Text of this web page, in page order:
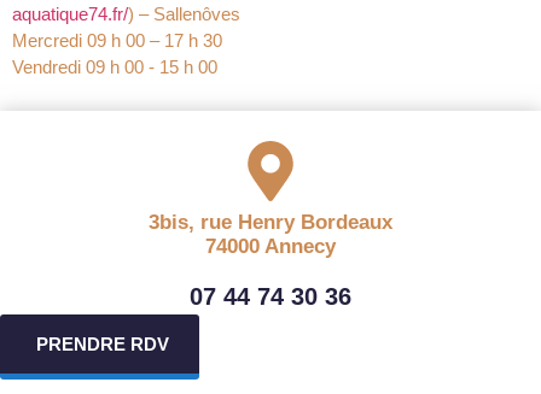
aquatique74.fr/) – Sallenôves
Mercredi 09 h 00 – 17 h 30
Vendredi 09 h 00 ‐ 15 h 00
3bis, rue Henry Bordeaux
74000 Annecy
07 44 74 30 36
PRENDRE RDV